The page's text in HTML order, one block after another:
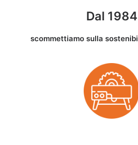
Dal 1984
scommettiamo sulla